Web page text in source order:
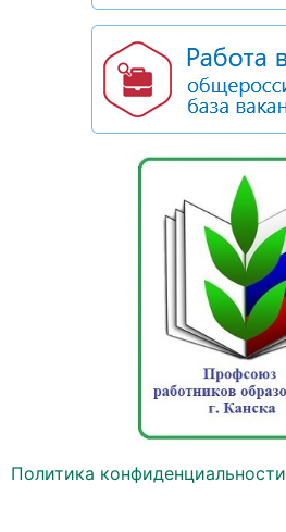
Политика конфиденциальности